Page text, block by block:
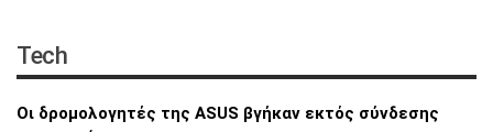
Tech
Οι δρομολογητές της ASUS βγήκαν εκτός σύνδεσης